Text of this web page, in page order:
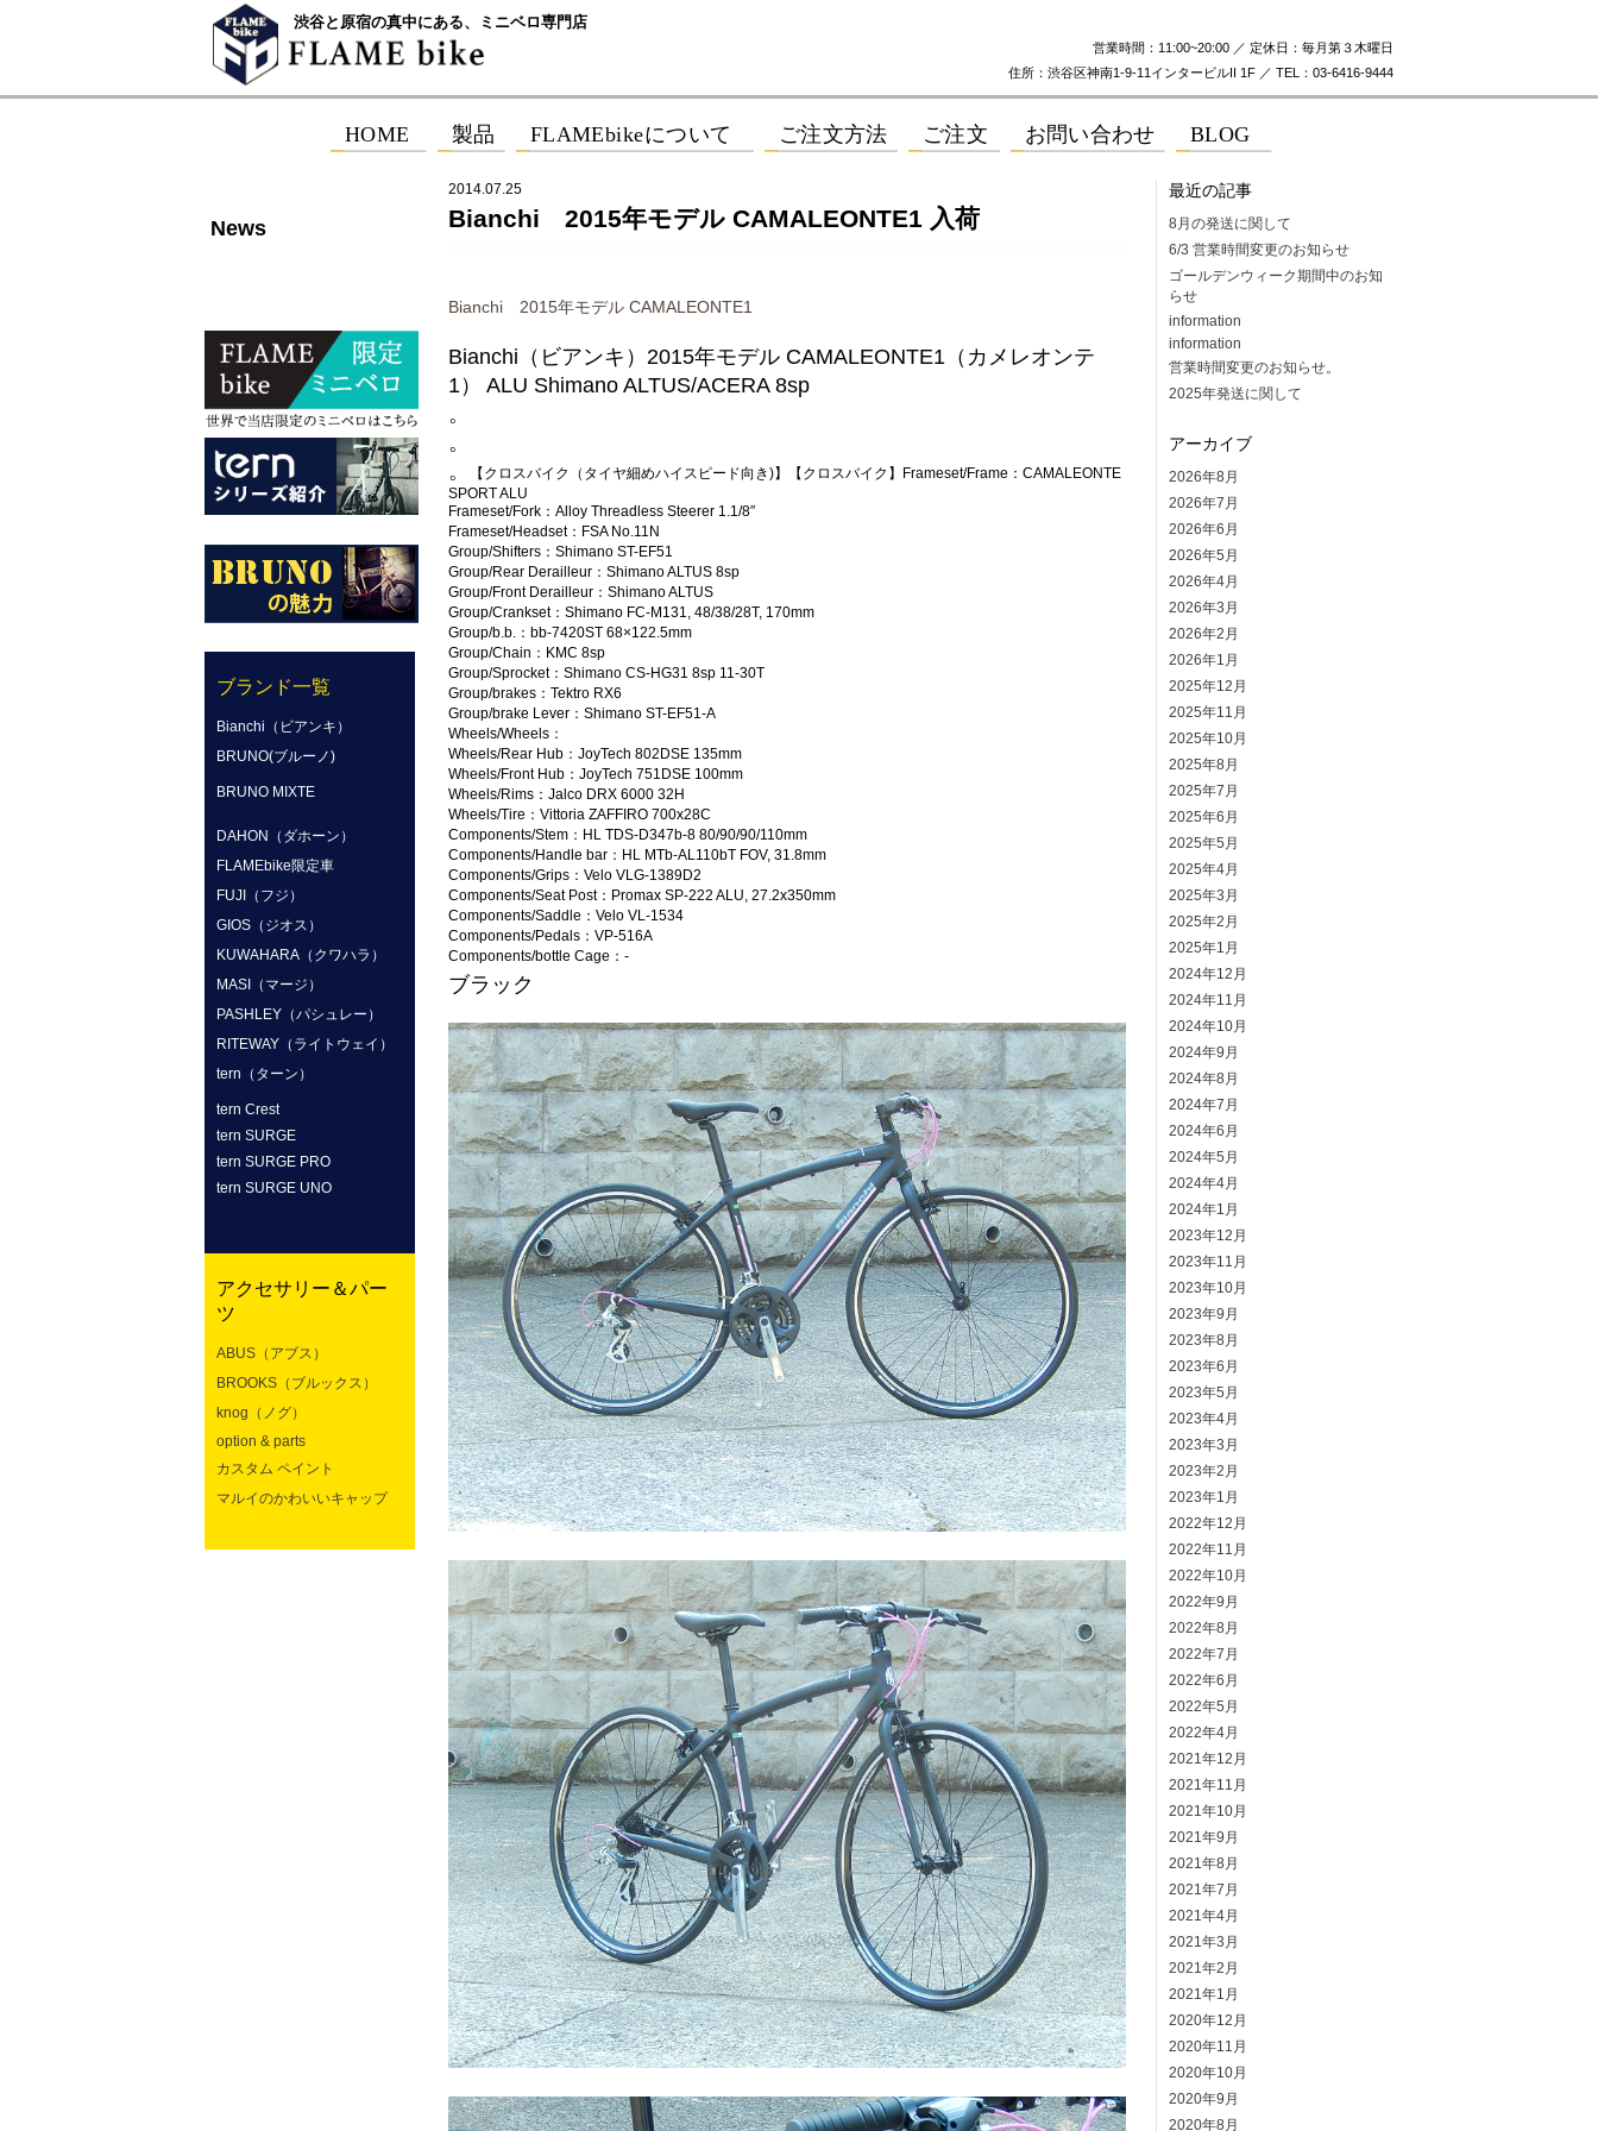
渋谷と原宿の真中にある、ミニベロ専門店
営業時間：11:00~20:00 ／ 定休日：毎月第３木曜日
住所：渋谷区神南1-9-11インタービルII 1F ／ TEL：03-6416-9444
News
ブランド一覧
Bianchi（ビアンキ）
BRUNO(ブルーノ)
BRUNO MIXTE
DAHON（ダホーン）
FLAMEbike限定車
FUJI（フジ）
GIOS（ジオス）
KUWAHARA（クワハラ）
MASI（マージ）
PASHLEY（パシュレー）
RITEWAY（ライトウェイ）
tern（ターン）
tern Crest
tern SURGE
tern SURGE PRO
tern SURGE UNO
アクセサリー＆パー
ツ
ABUS（アブス）
BROOKS（ブルックス）
knog（ノグ）
option & parts
カスタム ペイント
マルイのかわいいキャップ
2014.07.25
Bianchi 2015年モデル CAMALEONTE1 入荷
Bianchi 2015年モデル CAMALEONTE1
Bianchi（ビアンキ）2015年モデル CAMALEONTE1（カメレオンテ
1） ALU Shimano ALTUS/ACERA 8sp
。
。
。
【クロスバイク（タイヤ細めハイスピード向き)】【クロスバイク】Frameset/Frame：CAMALEONTE
SPORT ALU
Frameset/Fork：Alloy Threadless Steerer 1.1/8″
Frameset/Headset：FSA No.11N
Group/Shifters：Shimano ST-EF51
Group/Rear Derailleur：Shimano ALTUS 8sp
Group/Front Derailleur：Shimano ALTUS
Group/Crankset：Shimano FC-M131, 48/38/28T, 170mm
Group/b.b.：bb-7420ST 68×122.5mm
Group/Chain：KMC 8sp
Group/Sprocket：Shimano CS-HG31 8sp 11-30T
Group/brakes：Tektro RX6
Group/brake Lever：Shimano ST-EF51-A
Wheels/Wheels：
Wheels/Rear Hub：JoyTech 802DSE 135mm
Wheels/Front Hub：JoyTech 751DSE 100mm
Wheels/Rims：Jalco DRX 6000 32H
Wheels/Tire：Vittoria ZAFFIRO 700x28C
Components/Stem：HL TDS-D347b-8 80/90/90/110mm
Components/Handle bar：HL MTb-AL110bT FOV, 31.8mm
Components/Grips：Velo VLG-1389D2
Components/Seat Post：Promax SP-222 ALU, 27.2x350mm
Components/Saddle：Velo VL-1534
Components/Pedals：VP-516A
Components/bottle Cage：-
ブラック
最近の記事
8月の発送に関して
6/3 営業時間変更のお知らせ
ゴールデンウィーク期間中のお知
らせ
information
information
営業時間変更のお知らせ。
2025年発送に関して
アーカイブ
2026年8月
2026年7月
2026年6月
2026年5月
2026年4月
2026年3月
2026年2月
2026年1月
2025年12月
2025年11月
2025年10月
2025年8月
2025年7月
2025年6月
2025年5月
2025年4月
2025年3月
2025年2月
2025年1月
2024年12月
2024年11月
2024年10月
2024年9月
2024年8月
2024年7月
2024年6月
2024年5月
2024年4月
2024年1月
2023年12月
2023年11月
2023年10月
2023年9月
2023年8月
2023年6月
2023年5月
2023年4月
2023年3月
2023年2月
2023年1月
2022年12月
2022年11月
2022年10月
2022年9月
2022年8月
2022年7月
2022年6月
2022年5月
2022年4月
2021年12月
2021年11月
2021年10月
2021年9月
2021年8月
2021年7月
2021年4月
2021年3月
2021年2月
2021年1月
2020年12月
2020年11月
2020年10月
2020年9月
2020年8月